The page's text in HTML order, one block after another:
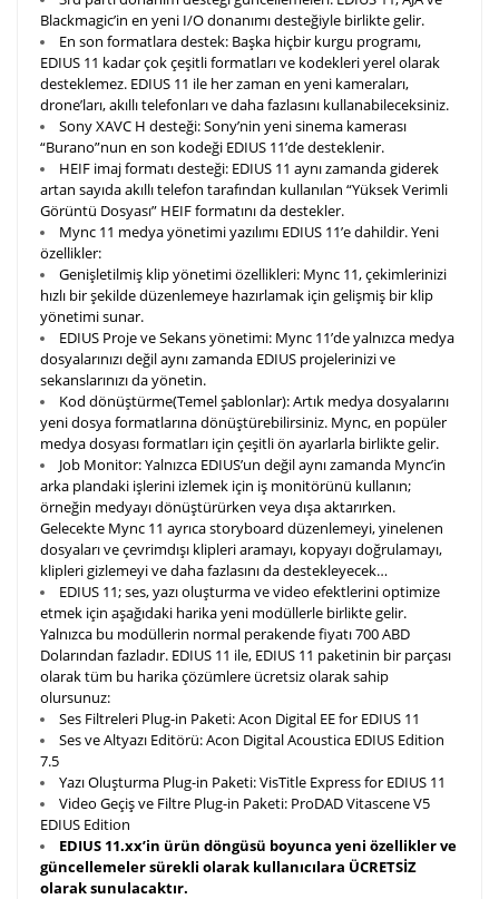
Blackmagic’in en yeni I/O donanımı desteğiyle birlikte gelir.
En son formatlara destek: Başka hiçbir kurgu programı,
EDIUS 11 kadar çok çeşitli formatları ve kodekleri yerel olarak
desteklemez. EDIUS 11 ile her zaman en yeni kameraları,
drone’ları, akıllı telefonları ve daha fazlasını kullanabileceksiniz.
Sony XAVC H desteği: Sony’nin yeni sinema kamerası
“Burano”nun en son kodeği EDIUS 11’de desteklenir.
HEIF imaj formatı desteği: EDIUS 11 aynı zamanda giderek
artan sayıda akıllı telefon tarafından kullanılan “Yüksek Verimli
Görüntü Dosyası” HEIF formatını da destekler.
Mync 11 medya yönetimi yazılımı EDIUS 11’e dahildir. Yeni
özellikler:
Genişletilmiş klip yönetimi özellikleri: Mync 11, çekimlerinizi
hızlı bir şekilde düzenlemeye hazırlamak için gelişmiş bir klip
yönetimi sunar.
EDIUS Proje ve Sekans yönetimi: Mync 11’de yalnızca medya
dosyalarınızı değil aynı zamanda EDIUS projelerinizi ve
sekanslarınızı da yönetin.
Kod dönüştürme(Temel şablonlar): Artık medya dosyalarını
yeni dosya formatlarına dönüştürebilirsiniz. Mync, en popüler
medya dosyası formatları için çeşitli ön ayarlarla birlikte gelir.
Job Monitor: Yalnızca EDIUS’un değil aynı zamanda Mync’in
arka plandaki işlerini izlemek için iş monitörünü kullanın;
örneğin medyayı dönüştürürken veya dışa aktarırken.
Gelecekte Mync 11 ayrıca storyboard düzenlemeyi, yinelenen
dosyaları ve çevrimdışı klipleri aramayı, kopyayı doğrulamayı,
klipleri gizlemeyi ve daha fazlasını da destekleyecek…
EDIUS 11; ses, yazı oluşturma ve video efektlerini optimize
etmek için aşağıdaki harika yeni modüllerle birlikte gelir.
Yalnızca bu modüllerin normal perakende fiyatı 700 ABD
Dolarından fazladır. EDIUS 11 ile, EDIUS 11 paketinin bir parçası
olarak tüm bu harika çözümlere ücretsiz olarak sahip
olursunuz:
Ses Filtreleri Plug-in Paketi: Acon Digital EE for EDIUS 11
Ses ve Altyazı Editörü: Acon Digital Acoustica EDIUS Edition
7.5
Yazı Oluşturma Plug-in Paketi: VisTitle Express for EDIUS 11
Video Geçiş ve Filtre Plug-in Paketi: ProDAD Vitascene V5
EDIUS Edition
EDIUS 11.xx’in ürün döngüsü boyunca yeni özellikler ve
güncellemeler sürekli olarak kullanıcılara ÜCRETSİZ
olarak sunulacaktır.